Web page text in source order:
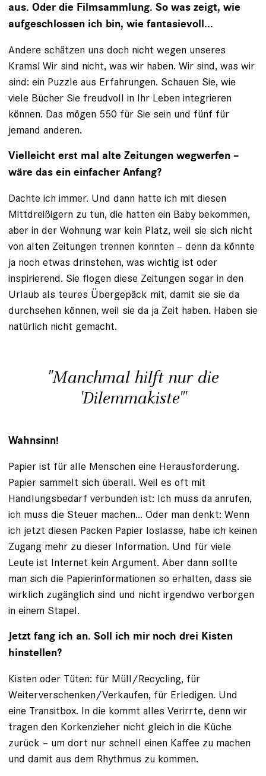
aus. Oder die Filmsammlung. So was zeigt, wie
aufgeschlossen ich bin, wie fantasievoll...
Andere schätzen uns doch nicht wegen ­unseres
Krams! Wir sind nicht, was wir haben. Wir sind, was wir
sind: ein Puzzle aus Erfahrungen. Schauen Sie, wie
viele Bücher Sie freudvoll in Ihr Leben integrieren
können. Das mögen 550 für Sie sein und fünf für
jemand anderen.
Vielleicht erst mal alte Zeitungen wegwerfen –
wäre das ein einfacher Anfang?
Dachte ich immer. Und dann hatte ich mit diesen
Mittdreißigern zu tun, die hatten ein Baby bekommen,
aber in der Wohnung war kein Platz, weil sie sich nicht
von alten Zeitungen trennen konnten – denn da könnte
ja noch etwas drinstehen, was wichtig ist oder
inspirierend. Sie flogen diese Zeitungen sogar in den
Urlaub als teures Übergepäck mit, damit sie sie da
durchsehen können, weil sie da ja Zeit ­haben. Haben sie
natürlich nicht gemacht.
"Manchmal hilft nur die
'Dilemmakiste'"
Wahnsinn!
Papier ist für alle Menschen eine Herausforderung.
Papier sammelt sich überall. Weil es oft mit
Handlungsbedarf verbunden ist: Ich muss da anrufen,
ich muss die Steuer machen... Oder man denkt: Wenn
ich jetzt diesen Packen Papier loslasse, habe ich keinen
Zugang mehr zu dieser Information. Und für viele
Leute ist Internet kein Argument. Aber dann sollte
man sich die Papierinformationen so erhalten, dass sie
wirklich zugänglich sind und nicht irgendwo verborgen
in einem Stapel.
Jetzt fang ich an. Soll ich mir noch drei Kisten
hinstellen?
Kisten oder Tüten: für Müll/Recycling, für
Weiterverschenken/Verkaufen, für ­Erledigen. Und
eine Transitbox. In die kommt alles Verirrte, denn wir
tragen den Korkenzieher nicht gleich in die Küche
zurück – um dort nur schnell einen Kaffee zu machen
und damit aus dem Rhythmus zu kommen.